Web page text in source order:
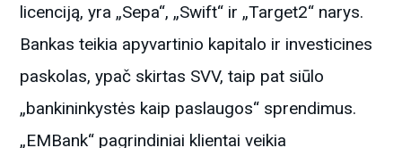
licenciją, yra „Sepa“, „Swift“ ir „Target2“ narys.
Bankas teikia apyvartinio kapitalo ir investicines
paskolas, ypač skirtas SVV, taip pat siūlo
„bankininkystės kaip paslaugos“ sprendimus.
„EMBank“ pagrindiniai klientai veikia